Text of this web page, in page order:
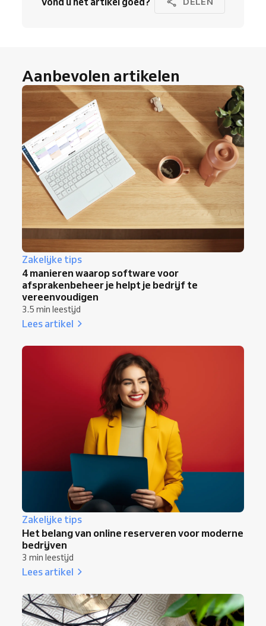
Aanbevolen artikelen
Zakelijke tips
4 manieren waarop software voor
afsprakenbeheer je helpt je bedrijf te
vereenvoudigen
3.5 min leestijd
Lees artikel
Zakelijke tips
Het belang van online reserveren voor moderne
bedrijven
3 min leestijd
Lees artikel